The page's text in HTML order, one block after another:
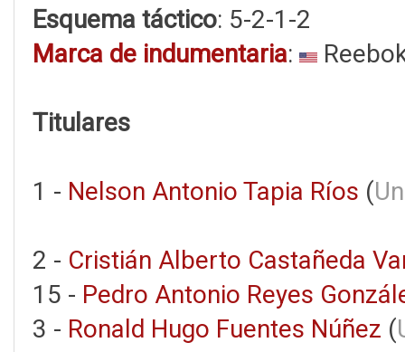
Esquema táctico: 5-2-1-2
Marca de indumentaria:
Titulares
1 - Nelson Antonio Tapia Ríos (
2 - Cristián Alberto Castañeda
15 - Pedro Antonio Reyes
3 - Ronald Hugo Fuentes Núñez (